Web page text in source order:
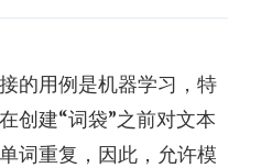
的用例是机器学习，特
创建“词袋”之前对文本
词重复，因此，允许模